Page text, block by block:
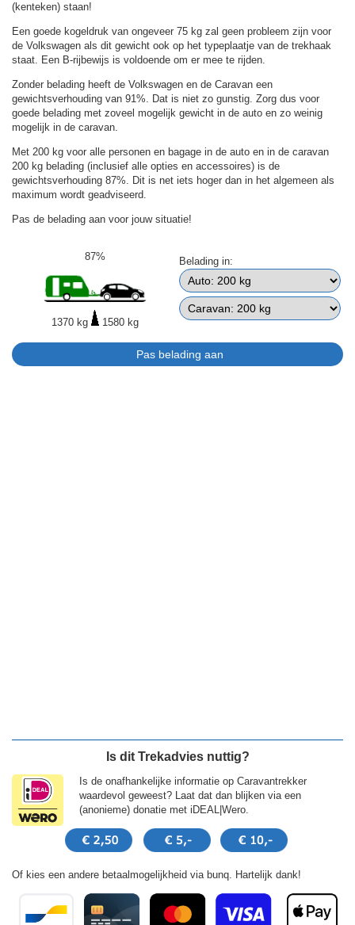
(kenteken) staan!
Een goede kogeldruk van ongeveer 75 kg zal geen probleem zijn voor
de Volkswagen als dit gewicht ook op het typeplaatje van de trekhaak
staat. Een B-rijbewijs is voldoende om er mee te rijden.
Zonder belading heeft de Volkswagen en de Caravan een
gewichtsverhouding van 91%. Dat is niet zo gunstig. Zorg dus voor
goede belading met zoveel mogelijk gewicht in de auto en zo weinig
mogelijk in de caravan.
Met 200 kg voor alle personen en bagage in de auto en in de caravan
200 kg belading (inclusief alle opties en accessoires) is de
gewichtsverhouding 87%. Dit is net iets hoger dan in het algemeen als
maximum wordt geadviseerd.
Pas de belading aan voor jouw situatie!
87%
1370 kg 1580 kg
Belading in:
Is dit Trekadvies nuttig?
Is de onafhankelijke informatie op Caravantrekker
waardevol geweest? Laat dat dan blijken via een
(anonieme) donatie met iDEAL|Wero.
Of kies een andere betaalmogelijkheid via bunq. Hartelijk dank!